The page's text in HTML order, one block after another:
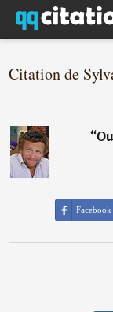
Citation de
“
Facebook